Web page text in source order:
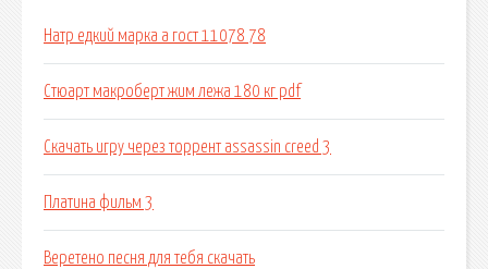
Натр едкий марка а гост 11078 78
Стюарт макроберт жим лежа 180 кг pdf
Скачать игру через торрент assassin creed 3
Платина фильм 3
Веретено песня для тебя скачать